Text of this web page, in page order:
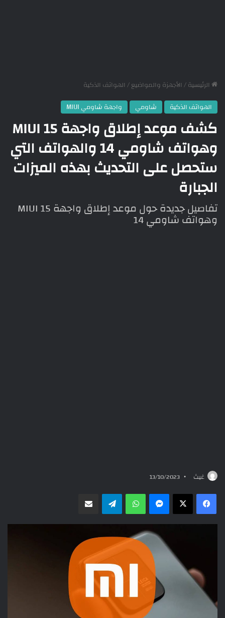
الرئيسية/ الأجهزة والمواضيع/ الهواتف الذكية
الهواتف الذكية
شاومي واجهة شاومي MIUI
كشف موعد إطلاق واجهة MIUI 15
وهواتف شاومي 14 والهواتف التي
ستحصل على التحديث بهذه الميزات
الجبارة
تفاصيل جديدة حول موعد إطلاق واجهة MIUI 15
وهواتف شاومي 14
غيث 13/10/2023
ماسنجر واتسابتيلقرام